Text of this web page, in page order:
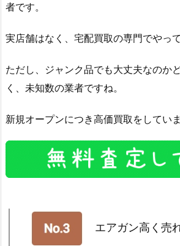
者です。
実店舗はなく、宅配買取の専門でやって
ただし、ジャンク品でも大丈夫なのか
く、未知数の業者ですね。
新規オープンにつき高価買取をしていま
エアガン高く売